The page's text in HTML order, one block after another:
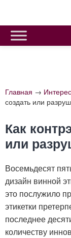
content
Главная →
создать или
Как
или
Восемьдесят
дизайн винной
это послужило
этикетки
последнее
количеству